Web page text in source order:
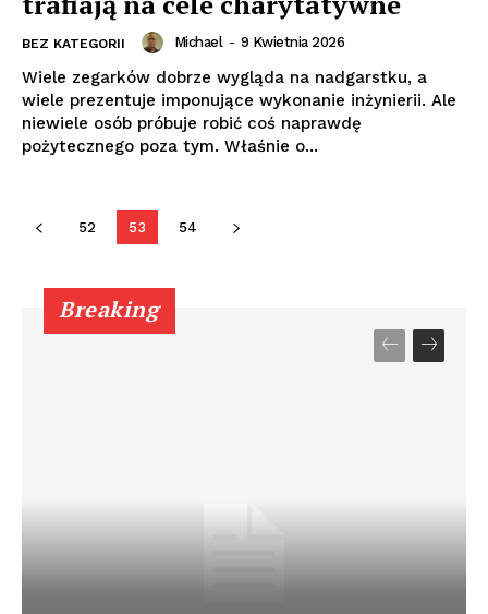
BEZ KATEGORII Michael - 9 Kwietnia 2026
Wiele zegarków dobrze wygląda na nadgarstku, a
wiele prezentuje imponujące wykonanie inżynierii. Ale
niewiele osób próbuje robić coś naprawdę
pożytecznego poza tym. Właśnie o...
52 53 54
Breaking